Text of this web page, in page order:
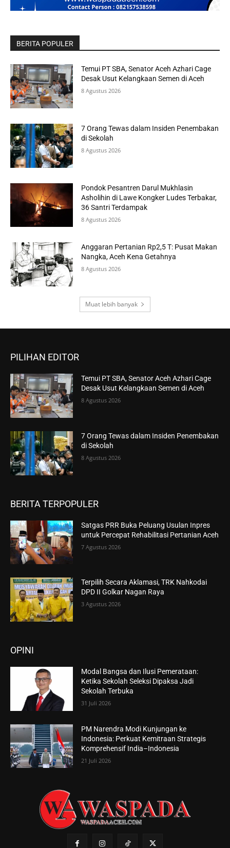
BERITA POPULER
Temui PT SBA, Senator Aceh Azhari Cage
Desak Usut Kelangkaan Semen di Aceh
8 Agustus 2026
7 Orang Tewas dalam Insiden Penembakan
di Sekolah
8 Agustus 2026
Pondok Pesantren Darul Mukhlasin
Asholihin di Lawe Kongker Ludes Terbakar,
36 Santri Terdampak
8 Agustus 2026
Anggaran Pertanian Rp2,5 T: Pusat Makan
Nangka, Aceh Kena Getahnya
8 Agustus 2026
Muat lebih banyak
PILIHAN EDITOR
Temui PT SBA, Senator Aceh Azhari Cage
Desak Usut Kelangkaan Semen di Aceh
8 Agustus 2026
7 Orang Tewas dalam Insiden Penembakan
di Sekolah
8 Agustus 2026
BERITA TERPOPULER
Satgas PRR Buka Peluang Usulan Inpres
untuk Percepat Rehabilitasi Pertanian Aceh
7 Agustus 2026
Terpilih Secara Aklamasi, TRK Nahkodai
DPD II Golkar Nagan Raya
3 Agustus 2026
OPINI
Modal Bangsa dan Ilusi Pemerataan:
Ketika Sekolah Seleksi Dipaksa Jadi
Sekolah Terbuka
31 Juli 2026
PM Narendra Modi Kunjungan ke
Indonesia: Perkuat Kemitraan Strategis
Komprehensif India–Indonesia
21 Juli 2026